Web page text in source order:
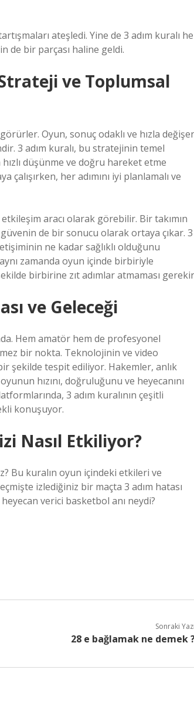
ateşledi. Yine de 3 adım kuralı
de bir parçası haline geldi.
Strateji ve Toplumsal
Oyun, sonuç odaklı ve hızla
3 adım kuralı, bu stratejinin temel
düşünme ve doğru hareket etme
her adımını iyi planlamalı ve
aracı olarak görebilir. Bir takımın
de bir sonucu olarak ortaya çıkar. 3
ne kadar sağlıklı olduğunu
zamanda oyun içinde birbiriyle
birbirine zıt adımlar atmaması
ve Geleceği
Hem amatör hem de profesyonel
bir nokta. Teknolojinin ve video
şekilde tespit ediliyor. Hakemler, anlık
hızını, doğruluğunu ve heyecanını
3 adım kuralının çeşitli
konuşuyor.
Nasıl Etkiliyor?
Bu kuralın oyun içindeki etkileri ve
izlediğiniz bir maçta 3 adım hatası
heyecan verici basketbol anı neydi?
Sonraki Yazı
28 e bağlamak ne demek